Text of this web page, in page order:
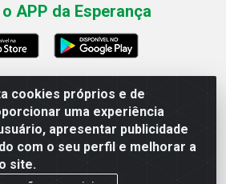
cookies próprios e de
uma experiência
apresentar publicidade
com o seu perfil e melhorar a
site.
APP da Esperança
- Rua Professor Caldas Filho, 291 -
/ PE CEP: 50771-335 - CNPJ
03.666.136/0001-23